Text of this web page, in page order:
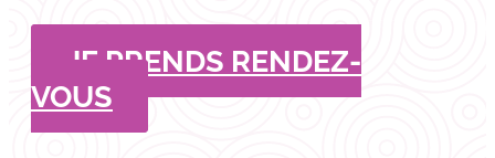
JE PRENDS RENDEZ-
VOUS